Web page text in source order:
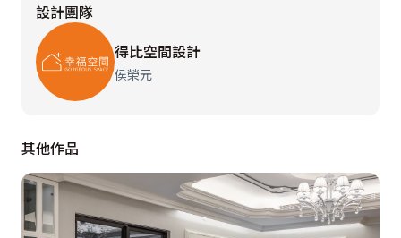
設計團隊
得比空間設計
侯榮元
其他作品